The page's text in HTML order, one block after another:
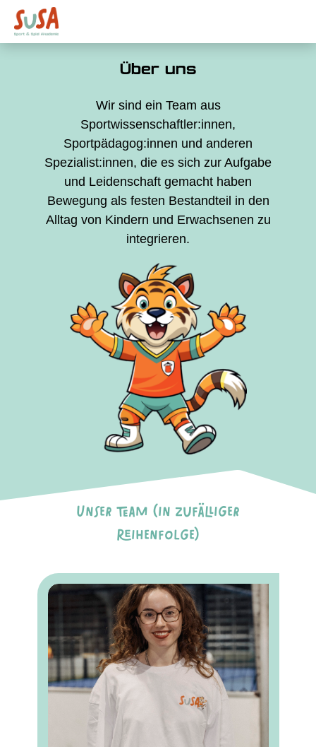
Über uns
Wir sind ein Team aus
Sportwissenschaftler:innen,
Sportpädagog:innen und anderen
Spezialist:innen, die es sich zur Aufgabe
und Leidenschaft gemacht haben
Bewegung als festen Bestandteil in den
Alltag von Kindern und Erwachsenen zu
integrieren.
Unser Team (in zufälliger
Reihenfolge)